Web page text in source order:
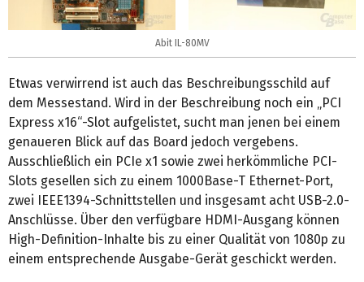
Abit IL-80MV
Etwas verwirrend ist auch das Beschreibungsschild auf
dem Messestand. Wird in der Beschreibung noch ein „PCI
Express x16“-Slot aufgelistet, sucht man jenen bei einem
genaueren Blick auf das Board jedoch vergebens.
Ausschließlich ein PCIe x1 sowie zwei herkömmliche PCI-
Slots gesellen sich zu einem 1000Base-T Ethernet-Port,
zwei IEEE1394-Schnittstellen und insgesamt acht USB-2.0-
Anschlüsse. Über den verfügbare HDMI-Ausgang können
High-Definition-Inhalte bis zu einer Qualität von 1080p zu
einem entsprechende Ausgabe-Gerät geschickt werden.